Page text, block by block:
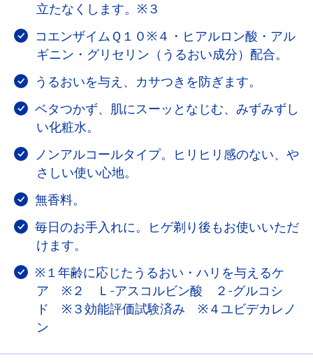
立たなくします。※３
コエンザイムＱ１０※４・ヒアルロン酸・アル
ギニン・グリセリン（うるおい成分）配合。
うるおいを与え、カサつきを防ぎます。
ベタつかず、肌にスーッとなじむ、みずみずし
い化粧水。
ノンアルコールタイプ。ヒリヒリ感のない、や
さしい使い心地。
無香料。
毎日のお手入れに。ヒゲ剃り後もお使いいただ
けます。
※１年齢に応じたうるおい・ハリを与えるケ
ア ※２ Ｌ-アスコルビン酸 ２-グルコシ
ド ※３効能評価試験済み ※４ユビデカレノ
ン